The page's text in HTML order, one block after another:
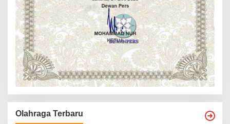
Olahraga Terbaru